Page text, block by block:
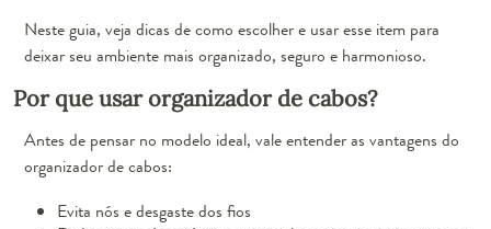
Neste guia, veja dicas de como escolher e usar esse item para
deixar seu ambiente mais organizado, seguro e harmonioso.
Por que usar organizador de cabos?
Antes de pensar no modelo ideal, vale entender as vantagens do
organizador de cabos:
Evita nós e desgaste dos fios